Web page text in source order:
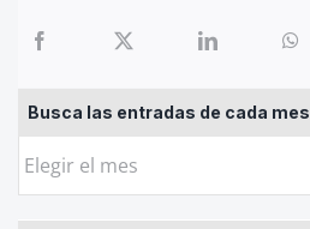
Busca las entradas de cada mes
Busca
entradas